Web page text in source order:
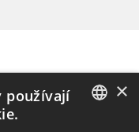
×
používají